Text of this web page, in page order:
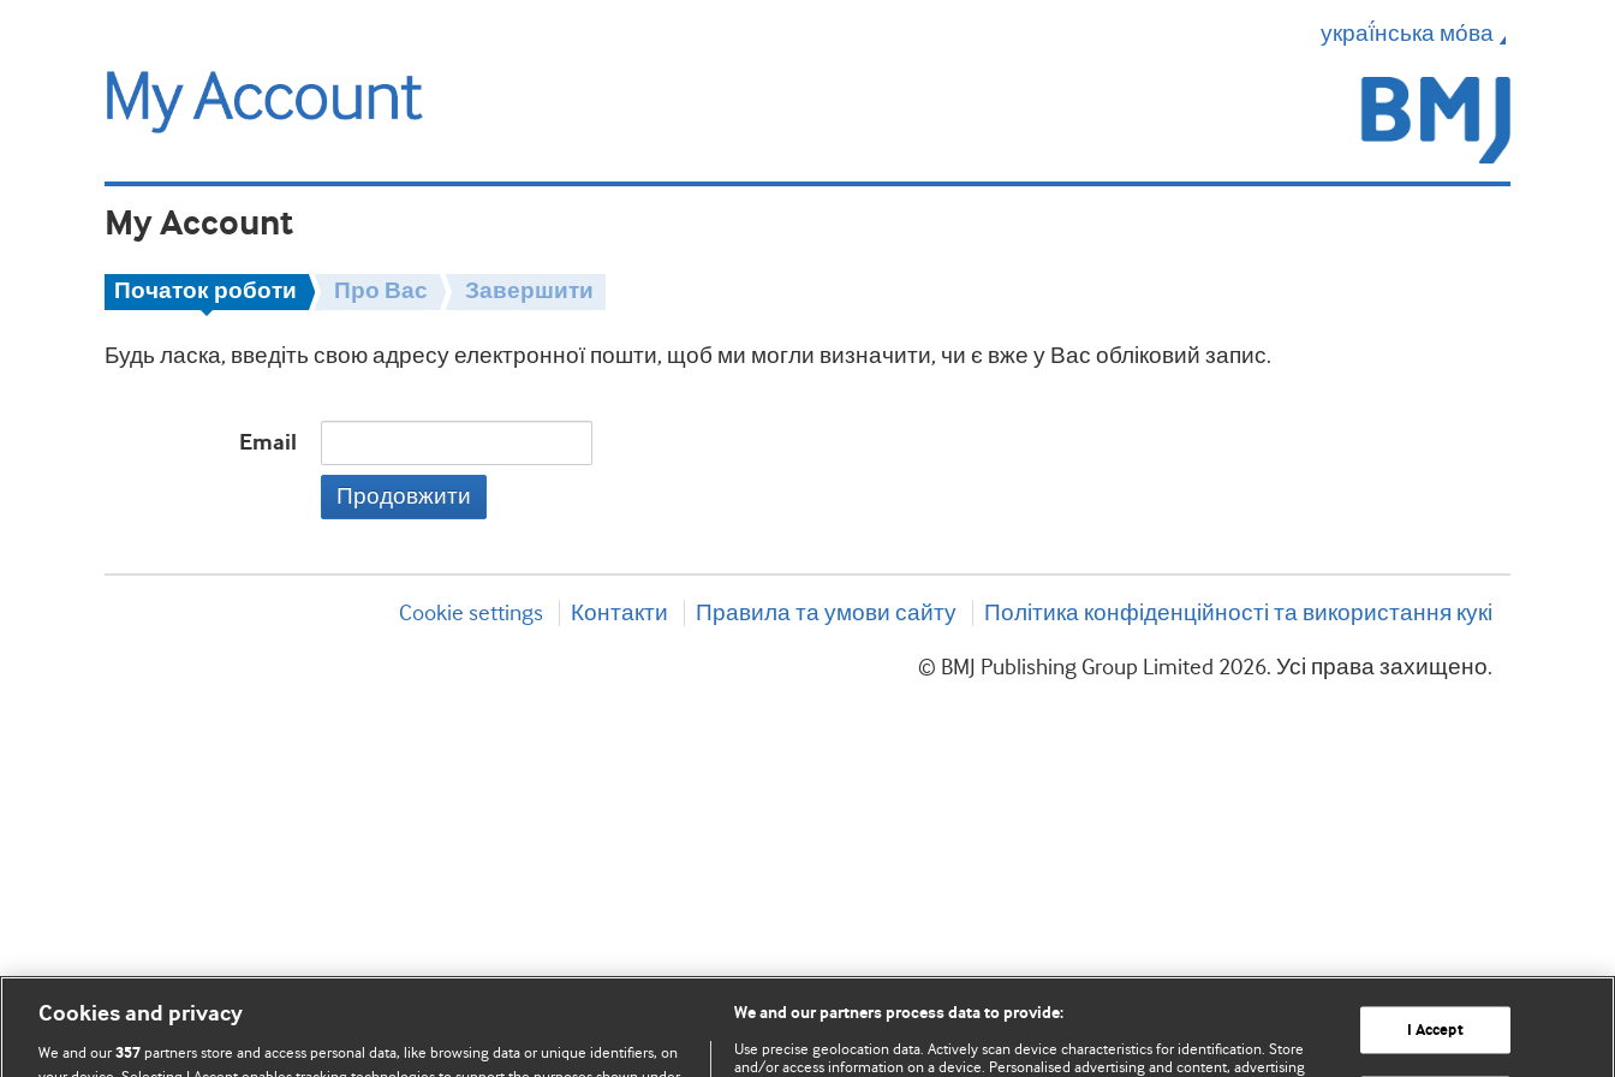
украї́нська мо́ва
My Account
Початок роботи Про Вас Завершити
Будь ласка, введіть свою адресу електронної пошти, щоб ми могли визначити, чи є вже у Вас обліковий запис.
Email
Продовжити
Cookie settings Контакти Правила та умови сайту Політика конфіденційності та використання кукі
© BMJ Publishing Group Limited 2026. Усі права захищено.
Cookies and privacy
We and our357 partners store and access personal data, like browsing data or unique identifiers, on
We and our partners process data to provide:
Use precise geolocation data. Actively scan device characteristics for identification. Store
and/or access information on a device. Personalised advertising and content, advertising
I Accept